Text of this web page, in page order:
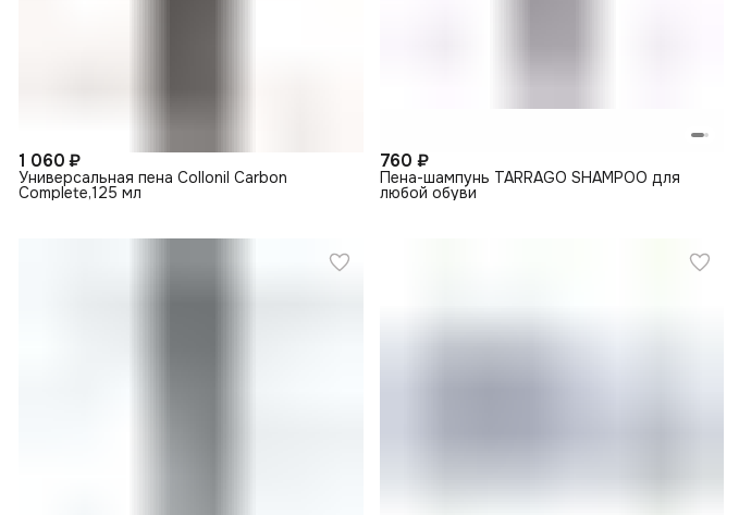
1 060 ₽
Универсальная пена Collonil Carbon
Complete,125 мл
760 ₽
Пена-шампунь TARRAGO SHAMPOO для
любой обуви